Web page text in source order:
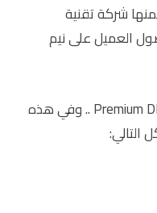
شركة تقنية
العميل على نيم
وهذه الخدمة يطلق عليها اسم Premium DNS .. وفي هذه
التالي: